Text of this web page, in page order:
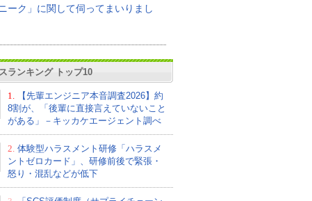
ニーク」に関して伺ってまいりまし
ランキング トップ10
1.
【先輩エンジニア本音調査2026】約
8割が、「後輩に直接言えていないこと
がある」－キッカケエージェント調べ
2. 体験型ハラスメント研修「ハラスメ
ントゼロカード」、研修前後で緊張・
怒り・混乱などが低下